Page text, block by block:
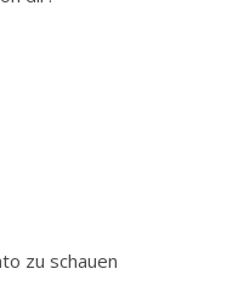
zu schauen